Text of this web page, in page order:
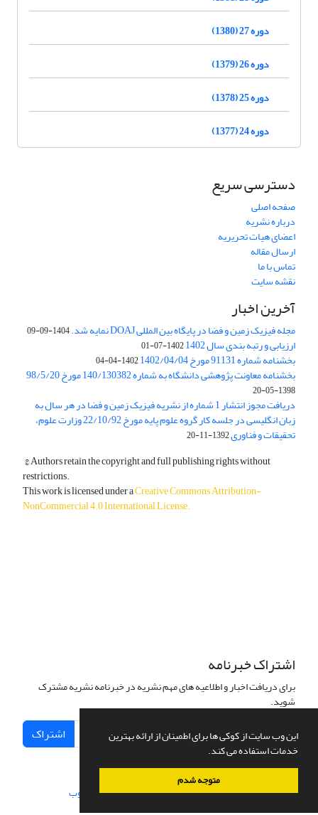
این وب سایت از کوکی ها برای اطمینان از ارائه بهترین
خدمات استفاده می کند.
متوجه شدم
دوره 27 (1380)
دوره 26 (1379)
دوره 25 (1378)
دوره 24 (1377)
دسترسی سریع
صفحه اصلی
درباره نشریه
اعضای هیات تحریریه
ارسال مقاله
تماس با ما
نقشه سایت
آخرین اخبار
مجله فیزیک زمین و فضا در پایگاه بین المللی DOAJ نمایه شد. 1404-09-09
ارزیابی و رتبه بندی سال 1402 1402-07-01
بخشنامه شماره 91131 مورخ 1402/04/04 1402-04-04
بخشنامه معاونت پژوهشی دانشگاه به شماره 140/130382 مورخ 98/5/20
1398-05-20
دریافت مجوز انتشار 1 شماره از نشریه فیزیک زمین و فضا در هر سال به
زبان انگلیسی در جلسه کار گروه علوم پایه مورخ 22/10/92 وزارت علوم،
تحقیقات و فناوری1392-11-20
© Authors retain the copyright and full publishing rights without
restrictions.
This work is licensed under aCreative Commons Attribution-
NonCommercial 4.0 International License.
اشتراک خبرنامه
برای دریافت اخبار و اطلاعیه های مهم نشریه در خبرنامه نشریه مشترک
شوید.
اشتراک
سامانه مدیریت نشریات علمی.طراحی و پیاده سازی از سیناوب